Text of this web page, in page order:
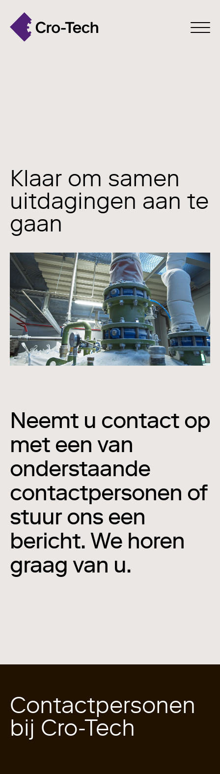
Klaar om samen
uitdagingen aan te
gaan
Neemt u contact op
met een van
onderstaande
contactpersonen of
stuur ons een
bericht. We horen
graag van u.
Contactpersonen
bij Cro-Tech